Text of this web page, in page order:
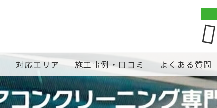
対応エリア 施工事例・口コミ よくある質問